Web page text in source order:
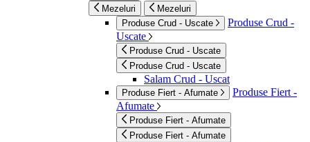
Mezeluri
Mezeluri
Produse Crud - Uscate
Produse Crud -
Uscate
Produse Crud - Uscate
Produse Crud - Uscate
Salam Crud - Uscat
Produse Fiert - Afumate
Produse Fiert -
Afumate
Produse Fiert - Afumate
Produse Fiert - Afumate